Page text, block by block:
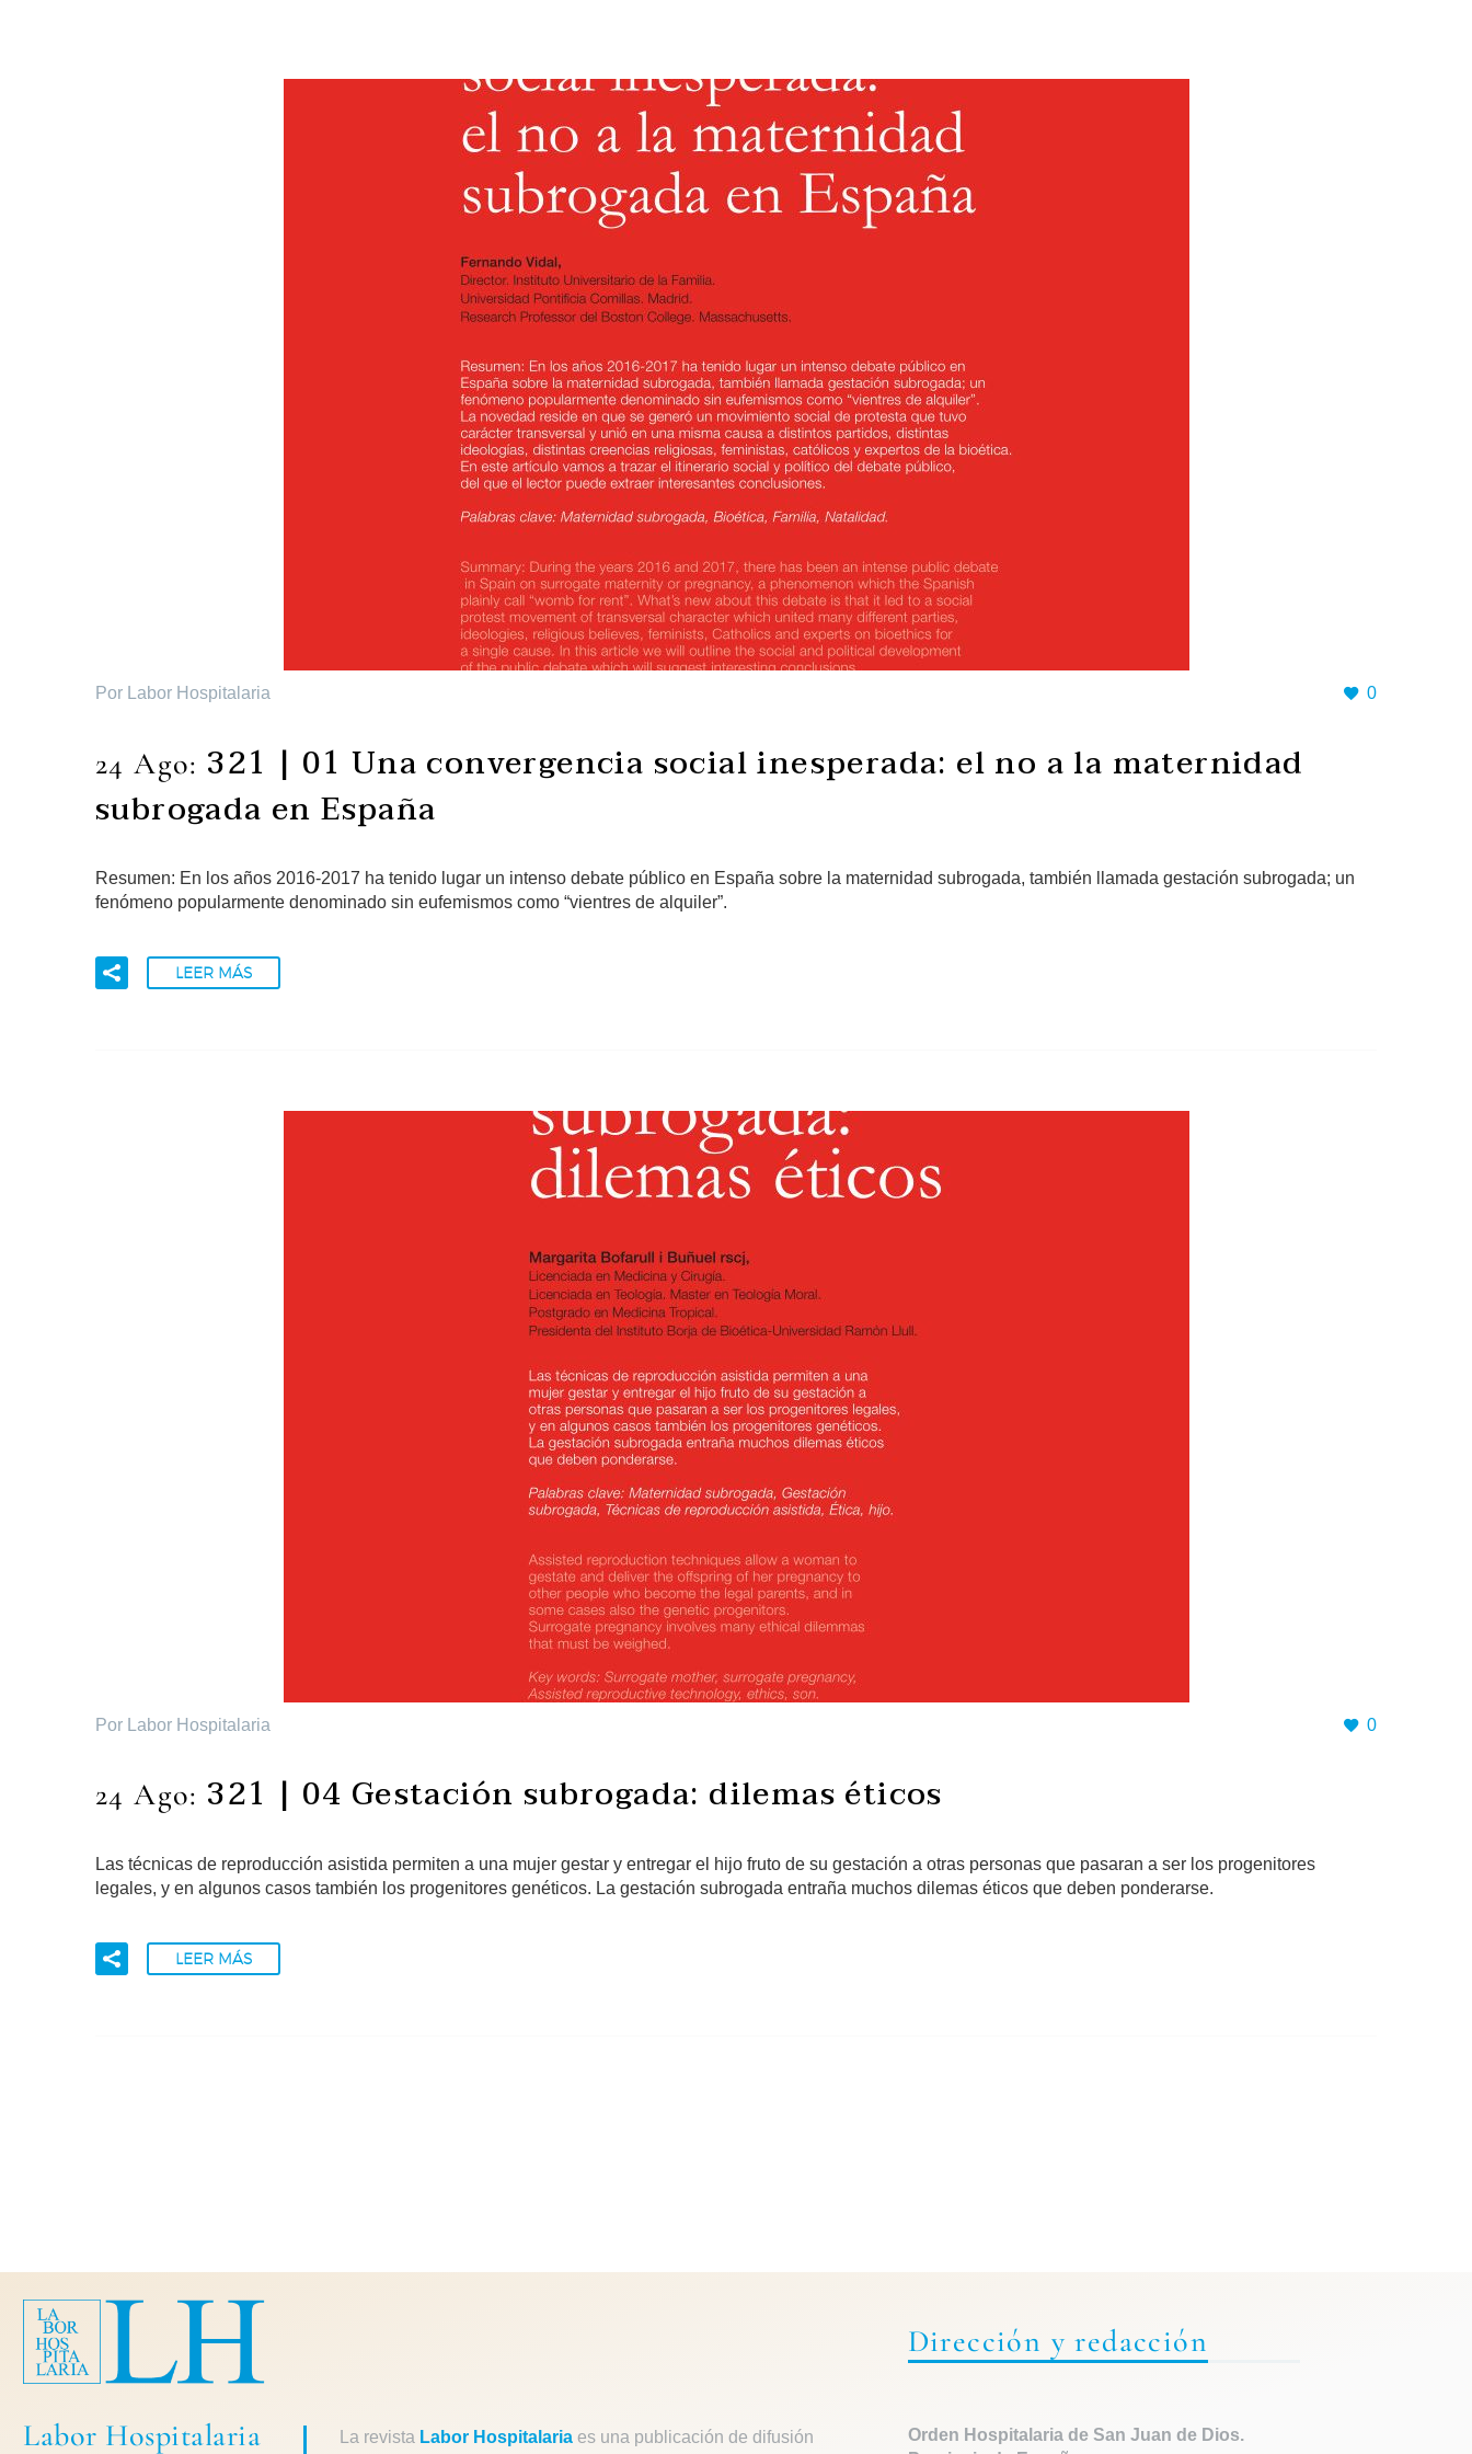
0
Por Labor Hospitalaria
24 Ago: 321 | 01 Una convergencia social inesperada: el no a la maternidad
subrogada en España
Resumen: En los años 2016-2017 ha tenido lugar un intenso debate público en España sobre la maternidad subrogada, también llamada gestación subrogada; un
fenómeno popularmente denominado sin eufemismos como “vientres de alquiler”.
LEER MÁS
0
Por Labor Hospitalaria
24 Ago: 321 | 04 Gestación subrogada: dilemas éticos
Las técnicas de reproducción asistida permiten a una mujer gestar y entregar el hijo fruto de su gestación a otras personas que pasaran a ser los progenitores
legales, y en algunos casos también los progenitores genéticos. La gestación subrogada entraña muchos dilemas éticos que deben ponderarse.
LEER MÁS
Labor Hospitalaria La revista Labor Hospitalariaes una publicación de difusión
Dirección y redacción
Orden Hospitalaria de San Juan de Dios.